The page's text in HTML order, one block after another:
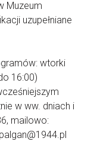
Muzeum
uzupełniane
wtorki
16:00)
w ww. dniach i
mailowo: